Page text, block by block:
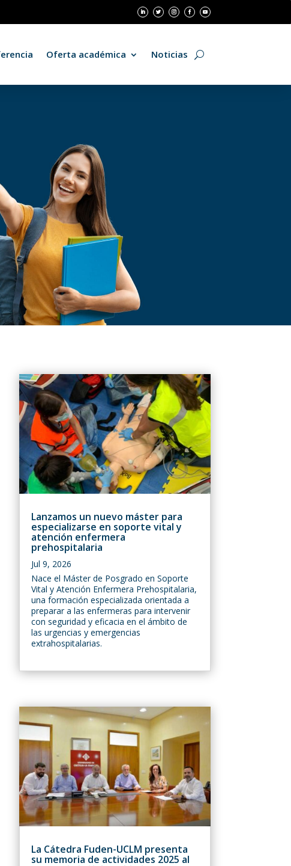
Oferta académica Noticias
Lanzamos un nuevo máster para
especializarse en soporte vital y
atención enfermera
prehospitalaria
Jul 9, 2026
Nace el Máster de Posgrado en Soporte
Vital y Atención Enfermera Prehospitalaria,
una formación especializada orientada a
preparar a las enfermeras para intervenir
con seguridad y eficacia en el ámbito de
las urgencias y emergencias
extrahospitalarias.
La Cátedra Fuden-UCLM presenta
su memoria de actividades 2025 al